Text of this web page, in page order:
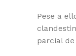
Pese a
parcial